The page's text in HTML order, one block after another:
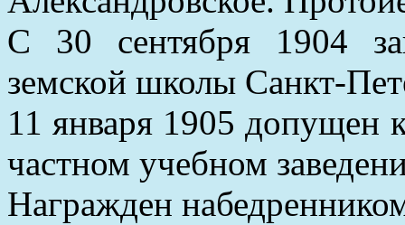
С 30 сентября 1904
земской школы Санкт-
11 января 1905 допущен
частном учебном
Награжден